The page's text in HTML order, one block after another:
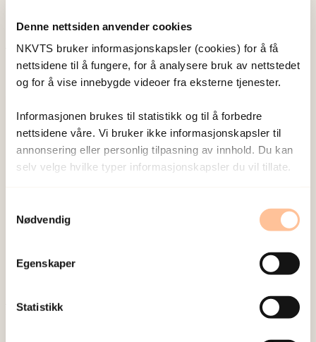
Denne nettsiden anvender cookies
NKVTS bruker informasjonskapsler (cookies) for å få
nettsidene til å fungere, for å analysere bruk av nettstedet
og for å vise innebygde videoer fra eksterne tjenester.
Informasjonen brukes til statistikk og til å forbedre
nettsidene våre. Vi bruker ikke informasjonskapsler til
annonsering eller personlig tilpasning av innhold. Du kan
selv velge hvilke typer informasjonskapsler du vil tillate.
Nødvendig
Egenskaper
Statistikk
Publisert:19. mars 2026
Sist redigert:6. august 2026
om vold og traumatisk stress. Formålet er å bidra
til å forebygge og redusere de helsemessige og
sosiale konsekvensene som vold og traumatisk
stress kan medføre.